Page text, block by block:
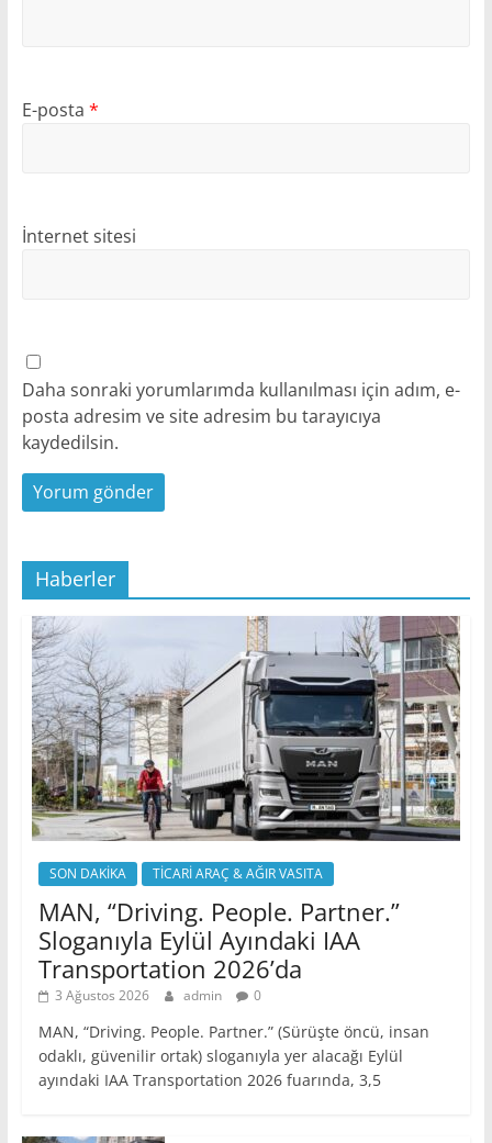
E-posta *
İnternet sitesi
Daha sonraki yorumlarımda kullanılması için adım, e-
posta adresim ve site adresim bu tarayıcıya
kaydedilsin.
Haberler
SON DAKİKA TİCARİ ARAÇ & AĞIR VASITA
MAN, “Driving. People. Partner.”
Sloganıyla Eylül Ayındaki IAA
Transportation 2026’da
3 Ağustos 2026 admin 0
MAN, “Driving. People. Partner.” (Sürüşte öncü, insan
odaklı, güvenilir ortak) sloganıyla yer alacağı Eylül
ayındaki IAA Transportation 2026 fuarında, 3,5